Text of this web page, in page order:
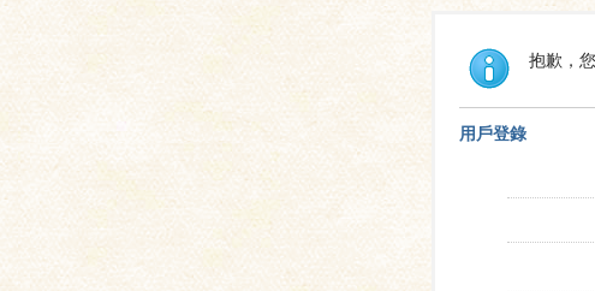
抱歉，
用戶登錄